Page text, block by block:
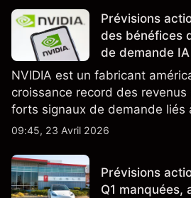
Prévisions
des bénéfices
de demande IA
NVIDIA est un fabricant
croissance record des
forts signaux de demande liés
partenaires clés de la chaîne
passées ne préjugent pas des
09:45, 23 Avril 2026
Prévisions
Q1 manquées,